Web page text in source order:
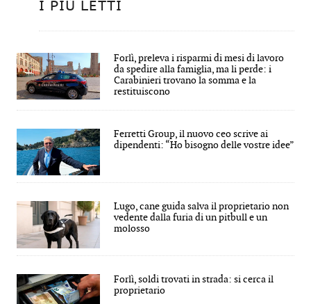
I PIÙ LETTI
Forlì, preleva i risparmi di mesi di lavoro
da spedire alla famiglia, ma li perde: i
Carabinieri trovano la somma e la
restituiscono
Ferretti Group, il nuovo ceo scrive ai
dipendenti: “Ho bisogno delle vostre idee”
Lugo, cane guida salva il proprietario non
vedente dalla furia di un pitbull e un
molosso
Forlì, soldi trovati in strada: si cerca il
proprietario